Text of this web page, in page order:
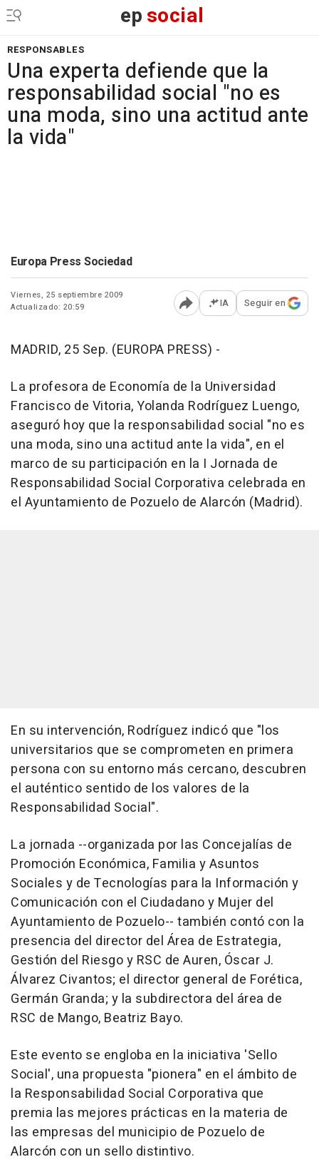
epsocial
RESPONSABLES
Una experta defiende que la
responsabilidad social "no es
una moda, sino una actitud ante
la vida"
Europa Press Sociedad
Viernes, 25 septiembre 2009
Actualizado: 20:59
Abrir opciones para
IA Seguir en
MADRID, 25 Sep. (EUROPA PRESS) -
La profesora de Economía de la Universidad
Francisco de Vitoria, Yolanda Rodríguez Luengo,
aseguró hoy que la responsabilidad social "no es
una moda, sino una actitud ante la vida", en el
marco de su participación en la I Jornada de
Responsabilidad Social Corporativa celebrada en
el Ayuntamiento de Pozuelo de Alarcón (Madrid).
En su intervención, Rodríguez indicó que "los
universitarios que se comprometen en primera
persona con su entorno más cercano, descubren
el auténtico sentido de los valores de la
Responsabilidad Social".
La jornada --organizada por las Concejalías de
Promoción Económica, Familia y Asuntos
Sociales y de Tecnologías para la Información y
Comunicación con el Ciudadano y Mujer del
Ayuntamiento de Pozuelo-- también contó con la
presencia del director del Área de Estrategia,
Gestión del Riesgo y RSC de Auren, Óscar J.
Álvarez Civantos; el director general de Forética,
Germán Granda; y la subdirectora del área de
RSC de Mango, Beatriz Bayo.
Este evento se engloba en la iniciativa 'Sello
Social', una propuesta "pionera" en el ámbito de
la Responsabilidad Social Corporativa que
premia las mejores prácticas en la materia de
las empresas del municipio de Pozuelo de
Alarcón con un sello distintivo.